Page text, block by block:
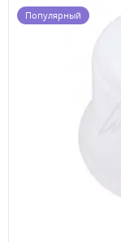
Популярный